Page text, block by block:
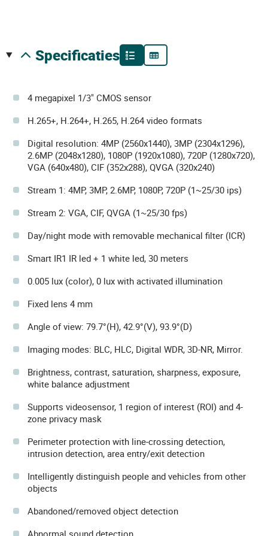
specificaties
4 megapixel 1/3" CMOS sensor
H.265+, H.264+, H.265, H.264 video formats
Digital resolution: 4MP (2560x1440), 3MP (2304x1296),
2.6MP (2048x1280), 1080P (1920x1080), 720P (1280x720),
VGA (640x480), CIF (352x288), QVGA (320x240)
Stream 1: 4MP, 3MP, 2.6MP, 1080P, 720P (1~25/30 ips)
Stream 2: VGA, CIF, QVGA (1~25/30 fps)
Day/night mode with removable mechanical filter (ICR)
Smart IR1 IR led + 1 white led, 30 meters
0.005 lux (color), 0 lux with activated illumination
Fixed lens 4 mm
Angle of view: 79.7°(H), 42.9°(V), 93.9°(D)
Imaging modes: BLC, HLC, Digital WDR, 3D-NR, Mirror.
Brightness, contrast, saturation, sharpness, exposure,
white balance adjustment
Supports videosensor, 1 region of interest (ROI) and 4-
zone privacy mask
Perimeter protection with line-crossing detection,
intrusion detection, area entry/exit detection
Intelligently distinguish people and vehicles from other
objects
Abandoned/removed object detection
Abnormal sound detection